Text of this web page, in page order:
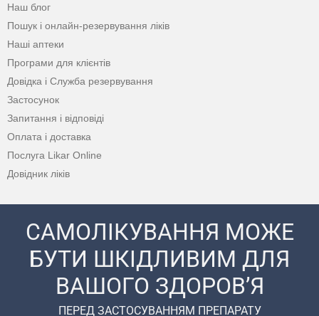
Наш блог
Пошук і онлайн-резервування ліків
Наші аптеки
Програми для клієнтів
Довідка і Служба резервування
Застосунок
Запитання і відповіді
Оплата і доставка
Послуга Likar Online
Довідник ліків
САМОЛІКУВАННЯ МОЖЕ
БУТИ ШКІДЛИВИМ ДЛЯ
ВАШОГО ЗДОРОВ’Я
ПЕРЕД ЗАСТОСУВАННЯМ ПРЕПАРАТУ